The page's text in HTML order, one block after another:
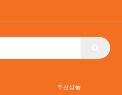
추천상품